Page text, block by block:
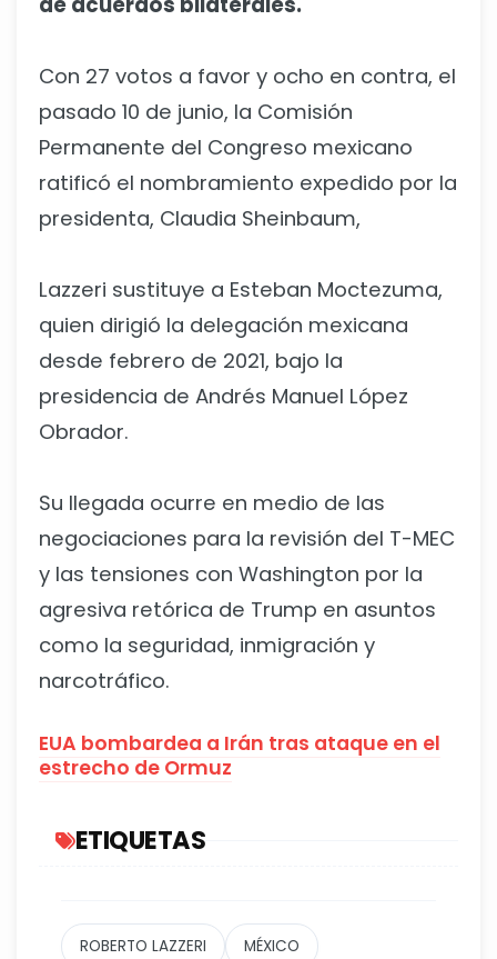
Con 27 votos a favor y ocho en contra, el
pasado 10 de junio, la Comisión
Permanente del Congreso mexicano
ratificó el nombramiento expedido por la
presidenta, Claudia Sheinbaum,
Lazzeri sustituye a Esteban Moctezuma,
quien dirigió la delegación mexicana
desde febrero de 2021, bajo la
presidencia de Andrés Manuel López
Obrador.
Su llegada ocurre en medio de las
negociaciones para la revisión del T-MEC
y las tensiones con Washington por la
agresiva retórica de Trump en asuntos
como la seguridad, inmigración y
narcotráfico.
EUA bombardea a Irán tras ataque en el
estrecho de Ormuz
ETIQUETAS
ROBERTO LAZZERI MÉXICO